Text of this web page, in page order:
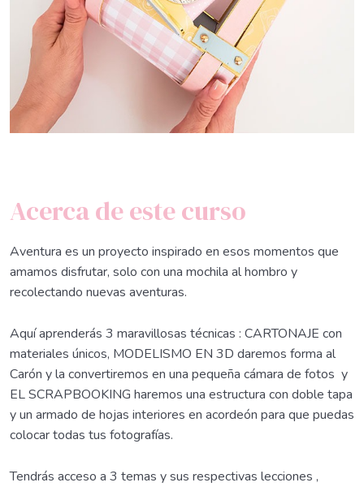
Acerca de este curso
Aventura es un proyecto inspirado en esos momentos que
amamos disfrutar, solo con una mochila al hombro y
recolectando nuevas aventuras.
Aquí aprenderás 3 maravillosas técnicas : CARTONAJE con
materiales únicos, MODELISMO EN 3D daremos forma al
Carón y la convertiremos en una pequeña cámara de fotos y
EL SCRAPBOOKING haremos una estructura con doble tapa
y un armado de hojas interiores en acordeón para que puedas
colocar todas tus fotografías.
Tendrás acceso a 3 temas y sus respectivas lecciones ,